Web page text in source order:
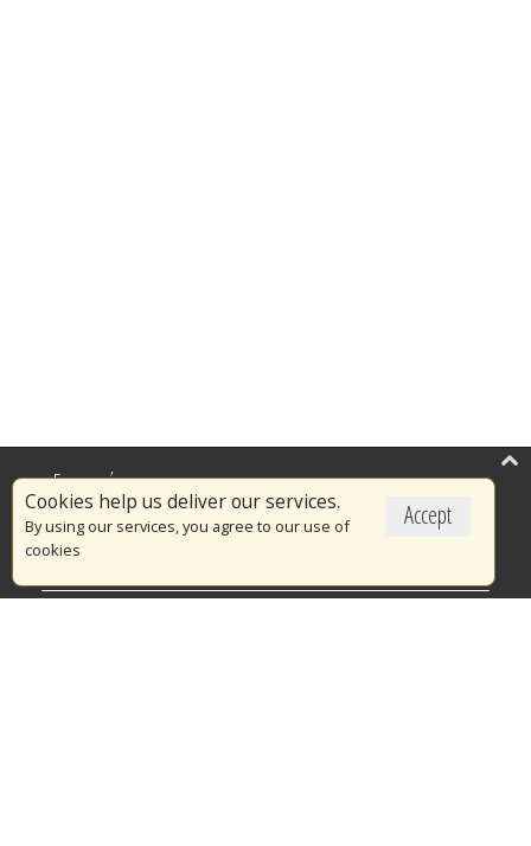
Accept
Cookies help us deliver our services.
By using our services, you agree to our use of
cookies
Επικαιρότητα
Το Πυροσβεστικό Σώμα